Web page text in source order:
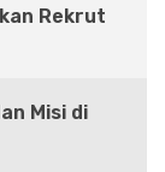
Rekrut
Misi di